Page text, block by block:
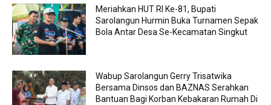
Meriahkan HUT RI Ke-81, Bupati
Sarolangun Hurmin Buka Turnamen Sepak
Bola Antar Desa Se-Kecamatan Singkut
Wabup Sarolangun Gerry Trisatwika
Bersama Dinsos dan BAZNAS Serahkan
Bantuan Bagi Korban Kebakaran Rumah Di